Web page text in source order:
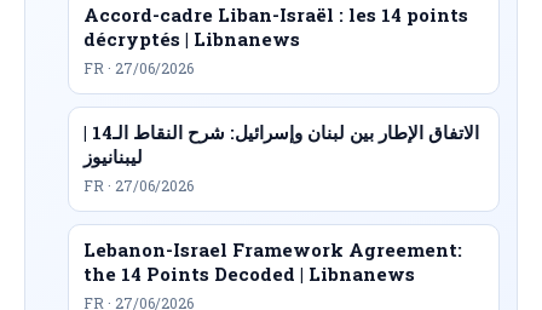
Accord-cadre Liban-Israël : les 14 points
décryptés | Libnanews
FR · 27/06/2026
الاتفاق الإطار بين لبنان وإسرائيل: شرح النقاط الـ14 |
ليبنانيوز
FR · 27/06/2026
Lebanon-Israel Framework Agreement:
the 14 Points Decoded | Libnanews
FR · 27/06/2026